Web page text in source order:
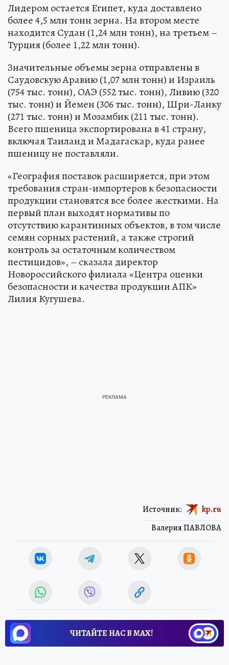
Лидером остается Египет, куда доставлено
более 4,5 млн тонн зерна. На втором месте
находится Судан (1,24 млн тонн), на третьем –
Турция (более 1,22 млн тонн).
Значительные объемы зерна отправлены в
Саудовскую Аравию (1,07 млн тонн) и Израиль
(754 тыс. тонн), ОАЭ (552 тыс. тонн), Ливию (320
тыс. тонн) и Йемен (306 тыс. тонн), Шри-Ланку
(271 тыс. тонн) и Мозамбик (211 тыс. тонн).
Всего пшеница экспортирована в 41 страну,
включая Таиланд и Мадагаскар, куда ранее
пшеницу не поставляли.
«География поставок расширяется, при этом
требования стран-импортеров к безопасности
продукции становятся все более жесткими. На
первый план выходят нормативы по
отсутствию карантинных объектов, в том числе
семян сорных растений, а также строгий
контроль за остаточным количеством
пестицидов», – сказала директор
Новороссийского филиала «Центра оценки
безопасности и качества продукции АПК»
Лилия Кугушева.
Валерия ПАВЛОВА
Источник: kp.ru
ЧИТАЙТЕ НАС В МАХ!